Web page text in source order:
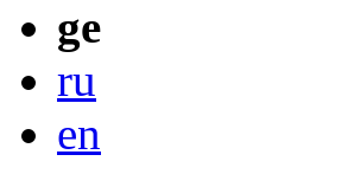
ge
ru
en